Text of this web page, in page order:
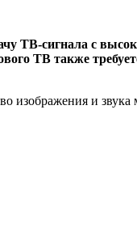
ТВ-сигнала с
ТВ также
и звука